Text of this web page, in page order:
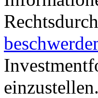
einzustellen.